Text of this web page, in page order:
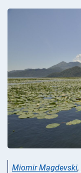
Miomir Magdevski,